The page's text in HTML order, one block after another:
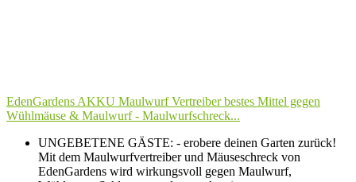
EdenGardens AKKU Maulwurf Vertreiber bestes Mittel gegen
Wühlmäuse & Maulwurf - Maulwurfschreck...
UNGEBETENE GÄSTE: - erobere deinen Garten zurück!
Mit dem Maulwurfvertreiber und Mäuseschreck von
EdenGardens wird wirkungsvoll gegen Maulwurf,